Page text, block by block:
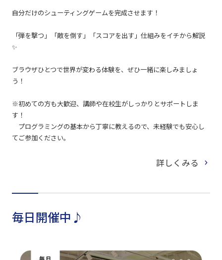
自分だけのシューティングゲームを完成させます！
「弾を撃つ」「敵を倒す」「スコアを出す」仕組みをイチから解説
✨️
ブラウザひとつで世界が変わる体験を、ぜひ一緒に楽しみましょ
う！
※初めての方も大歓迎、講師や在校生がしっかりとサポートしま
す！
プログラミングの基本から丁寧に教えるので、未経験でも安心し
てご参加ください。
詳しくみる
毎日開催中♪